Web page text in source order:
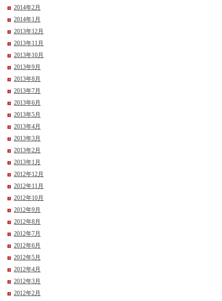
2014年2月
2014年1月
2013年12月
2013年11月
2013年10月
2013年9月
2013年8月
2013年7月
2013年6月
2013年5月
2013年4月
2013年3月
2013年2月
2013年1月
2012年12月
2012年11月
2012年10月
2012年9月
2012年8月
2012年7月
2012年6月
2012年5月
2012年4月
2012年3月
2012年2月